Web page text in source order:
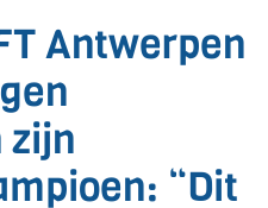
Antwerpen
zijn
“Dit